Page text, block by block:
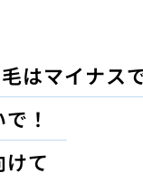
はマイナス
！
て